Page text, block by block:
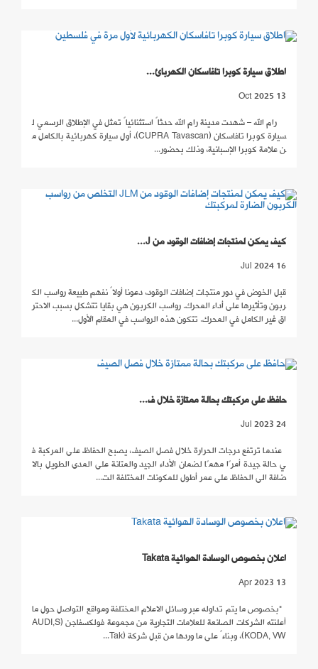
اطلاق سيارة كوبرا تافاسكان الكهربائ...
13 Oct 2025
رام الله – شهدت مدينة رام الله حدثاً استثنائياً تمثل في الإطلاق الرسمي ل
سيارة كوبرا تافاسكان (CUPRA Tavascan)، أول سيارة كهربائية بالكامل م
ن علامة كوبرا الإسبانية، وذلك بحضور...
كيف يمكن لمنتجات إضافات الوقود من J...
16 Jul 2024
قبل الخوض في دور منتجات إضافات الوقود، دعونا أولاً نفهم طبيعة رواسب الك
ربون وتأثيرها على أداء المحرك. رواسب الكربون هي بقايا تتشكل بسبب الاحتر
اق غير الكامل في المحرك. تتكون هذه الرواسب في المقام الأول...
حافظ على مركبتك بحالة ممتازة خلال ف...
24 Jul 2023
عندما ترتفع درجات الحرارة خلال فصل الصيف، يصبح الحفاظ على المركبة ف
ي حالة جيدة أمرًا مهمًا لضمان الأداء الجيد والمتانة على المدى الطويل بالا
ضافة الى الحفاظ على عمر أطول للمكونات المختلفة الت...
اعلان بخصوص الوسادة الهوائية Takata
13 Apr 2023
"بخصوص ما يتم تداوله عبر وسائل الاعلام المختلفة ومواقع التواصل حول ما
أعلنته الشركات الصانعة للعلامات التجارية من مجموعة فولكسفاجن (AUDI,S
KODA, VW)، وبناءً على ما وردها من قبل شركة (Tak...